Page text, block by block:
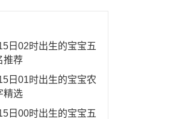
日02时出生的宝宝五
推荐
日01时出生的宝宝农
精选
日00时出生的宝宝五